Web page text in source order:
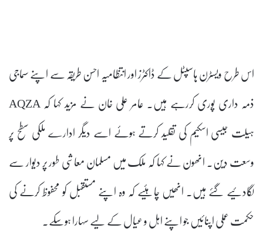
اس طرح ویسٹرن ہاسپٹل کے ڈاکٹرز اور انتظامیہ احسن طریقہ سے اپنے سماجی
ذمہ داری پوری کررہے ہیں۔ عامر علی خان نے مزید کہا کہ AQZA
ہیلت جیسی اسکیم کی تقلید کرتے ہوئے اسے دیگر ادارے ملکی سطح پر
وسعت دین۔ انھون نے کہا کہ ملک میں مسلمان معاشی طور پر دیوار سے
لگادئیے گئے ہیں۔ انھیں چاہئیے کہ وہ اپنے مستقبل کو محفوظ کرنے کی
حکمت عملی اپنائیں جو اپنے اہل و عیال کے لیے سہارا ہوسکے۔